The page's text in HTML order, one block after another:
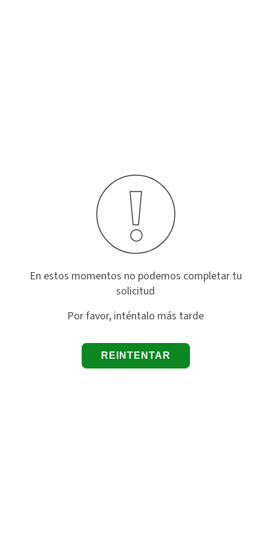
En estos momentos no podemos completar tu
solicitud
Por favor, inténtalo más tarde
REINTENTAR